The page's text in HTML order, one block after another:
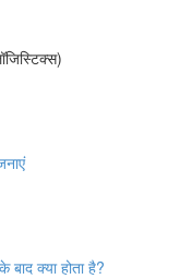
क्या होता है?